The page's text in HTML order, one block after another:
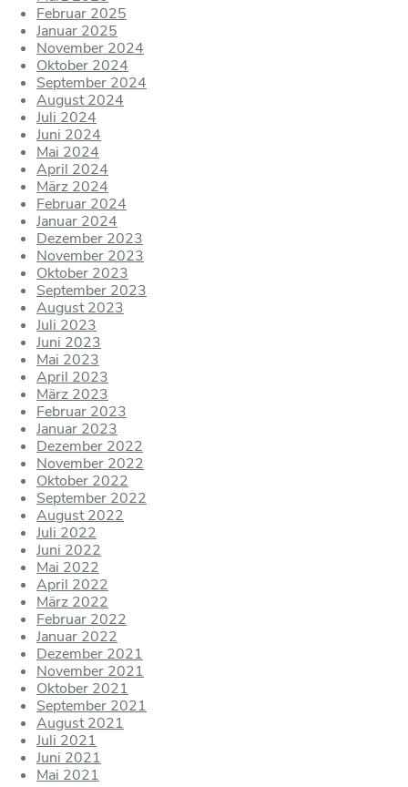
Februar 2025
Januar 2025
November 2024
Oktober 2024
September 2024
August 2024
Juli 2024
Juni 2024
Mai 2024
April 2024
März 2024
Februar 2024
Januar 2024
Dezember 2023
November 2023
Oktober 2023
September 2023
August 2023
Juli 2023
Juni 2023
Mai 2023
April 2023
März 2023
Februar 2023
Januar 2023
Dezember 2022
November 2022
Oktober 2022
September 2022
August 2022
Juli 2022
Juni 2022
Mai 2022
April 2022
März 2022
Februar 2022
Januar 2022
Dezember 2021
November 2021
Oktober 2021
September 2021
August 2021
Juli 2021
Juni 2021
Mai 2021